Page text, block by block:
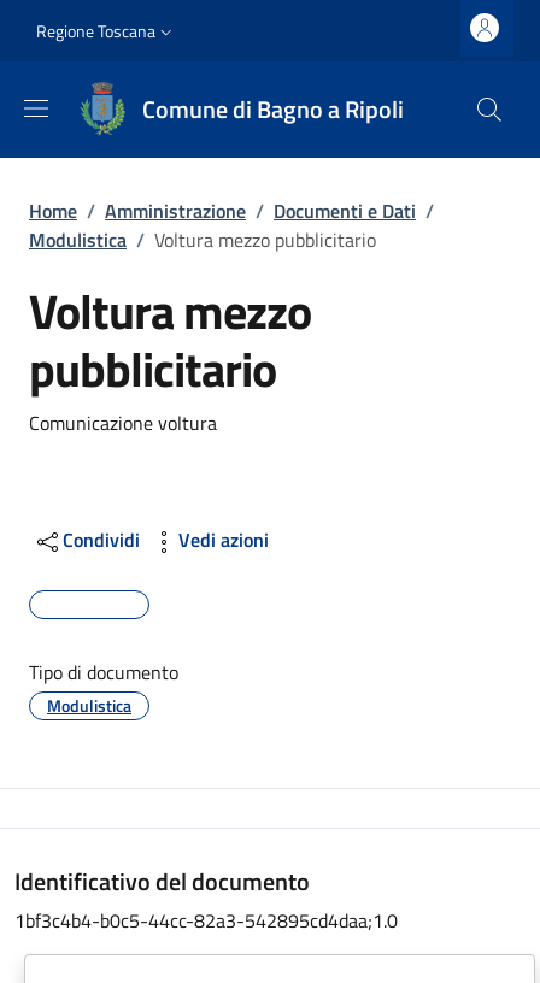
Slim top
Regione Toscana
Comune di Bagno a Ripoli
Briciole di pane
Home / Amministrazione / Documenti e Dati /
Modulistica / Voltura mezzo pubblicitario
Voltura mezzo
pubblicitario
Dettagli
Comunicazione voltura
Condividi Vedi azioni
Tipo di documento
Modulistica
Identificativo del documento
1bf3c4b4-b0c5-44cc-82a3-542895cd4daa;1.0